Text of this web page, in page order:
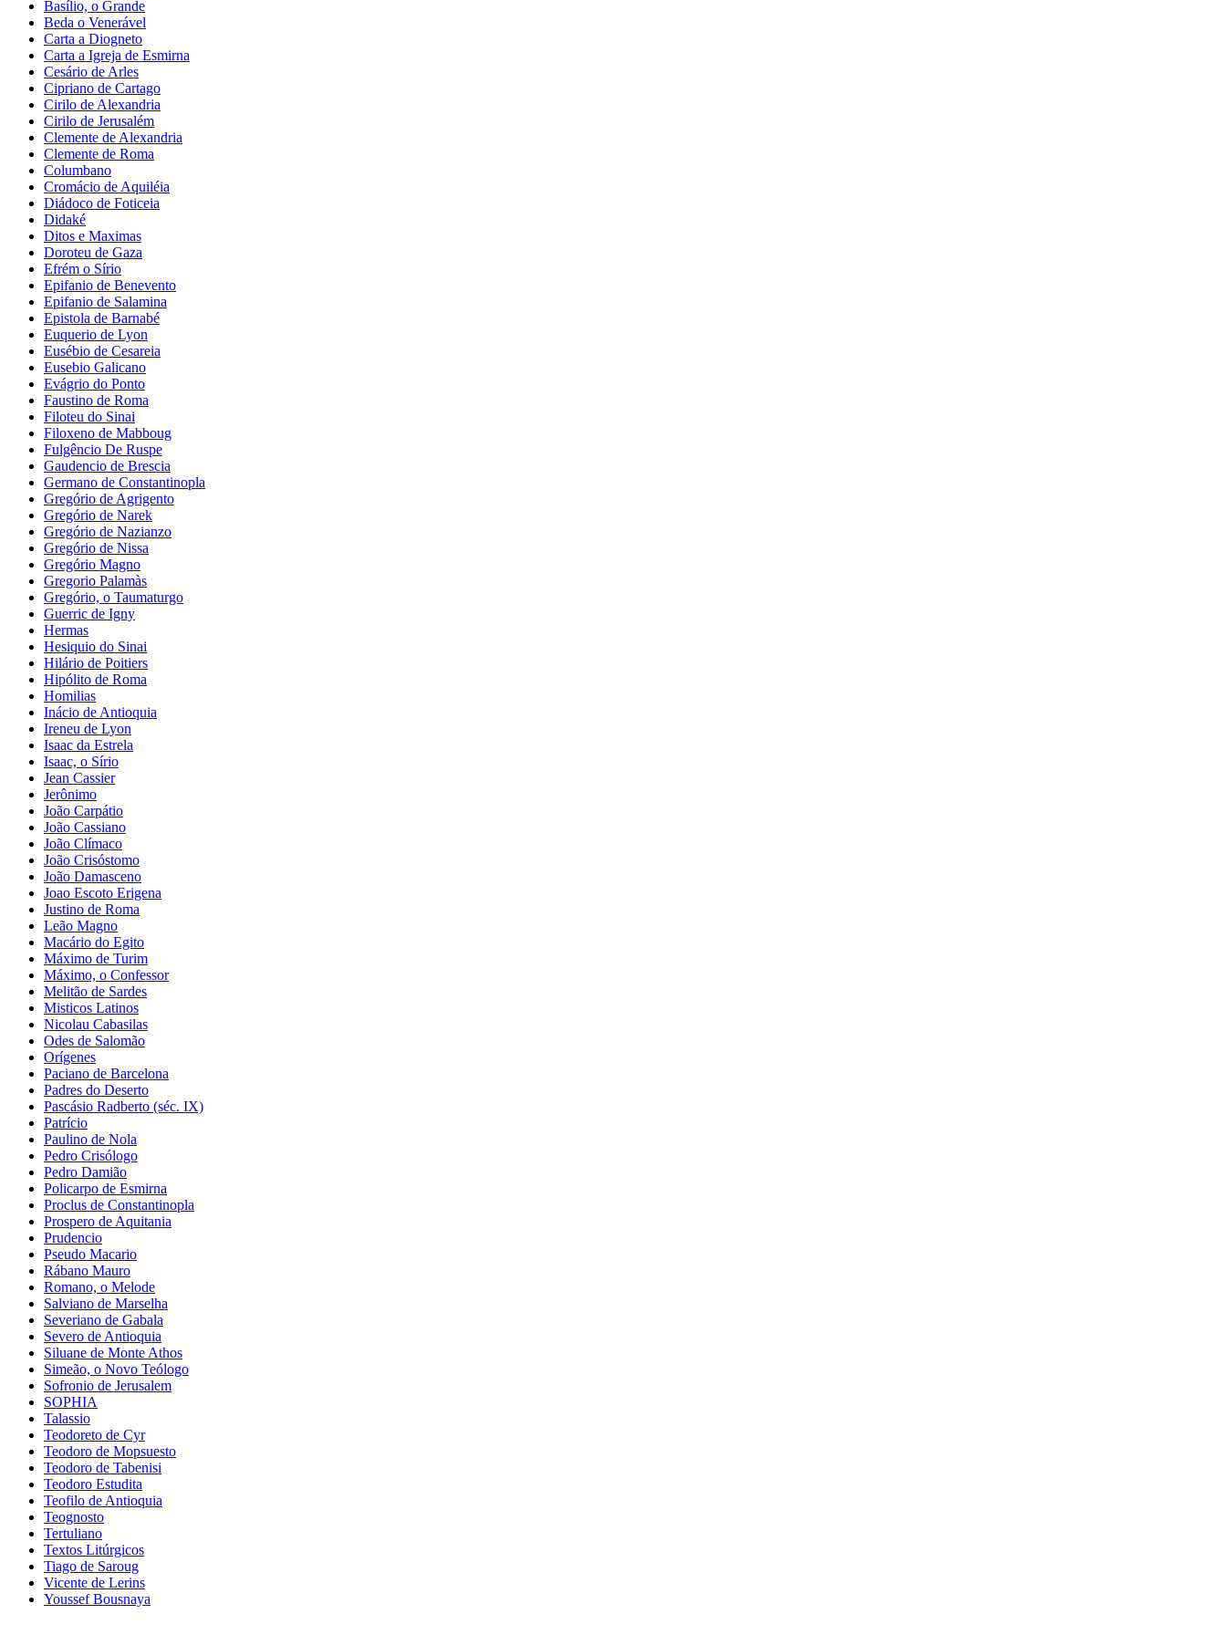
Basílio, o Grande
Beda o Venerável
Carta a Diogneto
Carta a Igreja de Esmirna
Cesário de Arles
Cipriano de Cartago
Cirilo de Alexandria
Cirilo de Jerusalém
Clemente de Alexandria
Clemente de Roma
Columbano
Cromácio de Aquiléia
Diádoco de Foticeia
Didaké
Ditos e Maximas
Doroteu de Gaza
Efrém o Sírio
Epifanio de Benevento
Epifanio de Salamina
Epistola de Barnabé
Euquerio de Lyon
Eusébio de Cesareia
Eusebio Galicano
Evágrio do Ponto
Faustino de Roma
Filoteu do Sinai
Filoxeno de Mabboug
Fulgêncio De Ruspe
Gaudencio de Brescia
Germano de Constantinopla
Gregório de Agrigento
Gregório de Narek
Gregório de Nazianzo
Gregório de Nissa
Gregório Magno
Gregorio Palamàs
Gregório, o Taumaturgo
Guerric de Igny
Hermas
Hesiquio do Sinai
Hilário de Poitiers
Hipólito de Roma
Homilias
Inácio de Antioquia
Ireneu de Lyon
Isaac da Estrela
Isaac, o Sírio
Jean Cassier
Jerônimo
João Carpátio
João Cassiano
João Clímaco
João Crisóstomo
João Damasceno
Joao Escoto Erigena
Justino de Roma
Leão Magno
Macário do Egito
Máximo de Turim
Máximo, o Confessor
Melitão de Sardes
Misticos Latinos
Nicolau Cabasilas
Odes de Salomão
Orígenes
Paciano de Barcelona
Padres do Deserto
Pascásio Radberto (séc. IX)
Patrício
Paulino de Nola
Pedro Crisólogo
Pedro Damião
Policarpo de Esmirna
Proclus de Constantinopla
Prospero de Aquitania
Prudencio
Pseudo Macario
Rábano Mauro
Romano, o Melode
Salviano de Marselha
Severiano de Gabala
Severo de Antioquia
Siluane de Monte Athos
Simeão, o Novo Teólogo
Sofronio de Jerusalem
SOPHIA
Talassio
Teodoreto de Cyr
Teodoro de Mopsuesto
Teodoro de Tabenisi
Teodoro Estudita
Teofilo de Antioquia
Teognosto
Tertuliano
Textos Litúrgicos
Tiago de Saroug
Vicente de Lerins
Youssef Bousnaya